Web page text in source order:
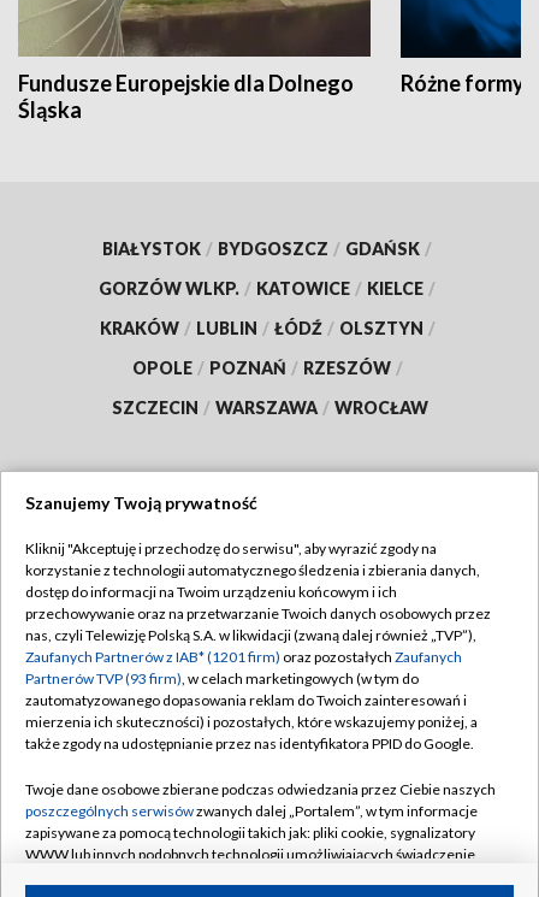
Fundusze Europejskie dla Dolnego
Śląska
Różne formy
BIAŁYSTOK / BYDGOSZCZ / GDAŃSK /
GORZÓW WLKP. / KATOWICE / KIELCE /
KRAKÓW / LUBLIN / ŁÓDŹ / OLSZTYN /
OPOLE / POZNAŃ / RZESZÓW /
SZCZECIN / WARSZAWA / WROCŁAW
TVP
Abonament TVP
Emisja w TVP
Centrum informacji TVP
Naziemna Telewizja Cyfrowa
Rada Programowa
System NOS
Informacje o nadawcy
Regulamin TVP
Polityka prywatności
Moje zgody
Pomoc
Kontakt
Kanały
Szanujemy Twoją prywatność
Kliknij "Akceptuję i przechodzę do serwisu", aby wyrazić zgody na
korzystanie z technologii automatycznego śledzenia i zbierania danych,
dostęp do informacji na Twoim urządzeniu końcowym i ich
przechowywanie oraz na przetwarzanie Twoich danych osobowych przez
nas, czyli Telewizję Polską S.A. w likwidacji (zwaną dalej również „TVP”),
Zaufanych Partnerów z IAB* (1201 firm) oraz pozostałych Zaufanych
Partnerów TVP (93 firm), w celach marketingowych (w tym do
zautomatyzowanego dopasowania reklam do Twoich zainteresowań i
mierzenia ich skuteczności) i pozostałych, które wskazujemy poniżej, a
także zgody na udostępnianie przez nas identyfikatora PPID do Google.
Twoje dane osobowe zbierane podczas odwiedzania przez Ciebie naszych
poszczególnych serwisówzwanych dalej „Portalem”, w tym informacje
zapisywane za pomocą technologii takich jak: pliki cookie, sygnalizatory
WWW lub innych podobnych technologii umożliwiających świadczenie